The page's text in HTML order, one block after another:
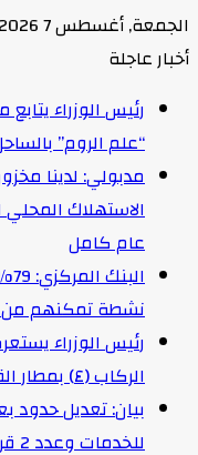
الجمعة, أغسطس 7 2026
أخبار عاجلة
رئيس الوزراء
“علم الروم”
مدبولي: لدينا
الاستهلاك
عام كامل
نشطة تمكنهم من
رئيس الوزراء
الركاب (٤) بمطار القاهرة الدولي
بيان: تعديل حدود
للخدمات وعدد 2 قرية بالظهير الصحراوي